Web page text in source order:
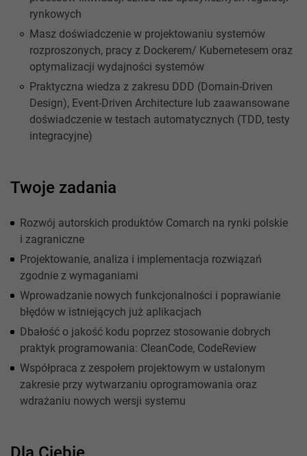
rynkowych
Masz doświadczenie w projektowaniu systemów
rozproszonych, pracy z Dockerem/ Kubernetesem oraz
optymalizacji wydajności systemów
Praktyczna wiedza z zakresu DDD (Domain-Driven
Design), Event-Driven Architecture lub zaawansowane
doświadczenie w testach automatycznych (TDD, testy
integracyjne)
Twoje zadania
Rozwój autorskich produktów Comarch na rynki polskie
i zagraniczne
Projektowanie, analiza i implementacja rozwiązań
zgodnie z wymaganiami
Wprowadzanie nowych funkcjonalności i poprawianie
błędów w istniejących już aplikacjach
Dbałość o jakość kodu poprzez stosowanie dobrych
praktyk programowania: CleanCode, CodeReview
Współpraca z zespołem projektowym w ustalonym
zakresie przy wytwarzaniu oprogramowania oraz
wdrażaniu nowych wersji systemu